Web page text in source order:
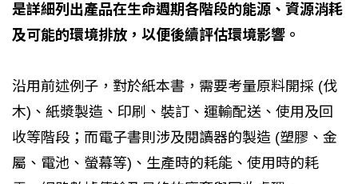
是詳細列出產品在生命週期各階段的能源、資源消耗
及可能的環境排放，以便後續評估環境影響。
沿用前述例子，對於紙本書，需要考量原料開採 (伐
木)、紙漿製造、印刷、裝訂、運輸配送、使用及回
收等階段；而電子書則涉及閱讀器的製造 (塑膠、金
屬、電池、螢幕等)、生產時的耗能、使用時的耗